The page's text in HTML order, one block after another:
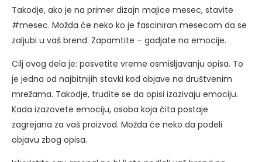
Takodje, ako je na primer dizajn majice mesec, stavite
#mesec. Možda će neko ko je fasciniran mesecom da se
zaljubi u vaš brend. Zapamtite – gadjate na emocije.
Cilj ovog dela je: posvetite vreme osmišljavanju opisa. To
je jedna od najbitnijih stavki kod objave na društvenim
mrežama. Takodje, trudite se da opisi izazivaju emociju.
Kada izazovete emociju, osoba koja čita postaje
zagrejana za vaš proizvod. Možda će neko da podeli
objavu zbog opisa.